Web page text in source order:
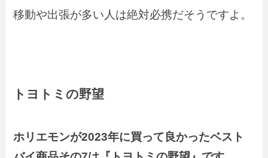
移動や出張が多い人は絶対必携だそうですよ。
トヨトミの野望
ホリエモンが2023年に買って良かったベスト